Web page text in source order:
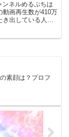
ンネルめるぷちは
動画再生数が410万
き出している人気
素顔は？プロフ